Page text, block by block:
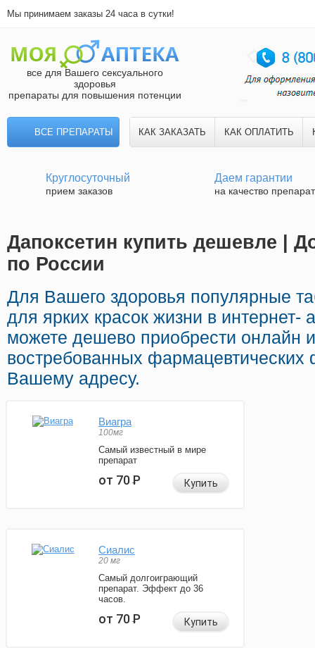
Мы принимаем заказы 24 часа в сутки!
все для Вашего сексуального
здоровья
препараты для повышения потенции
ВСЕ ПРЕПАРАТЫ КАК ЗАКАЗАТЬ КАК ОПЛАТИТЬ
Круглосуточный
прием заказов
Даем гарантии
на качество
Дапоксетин купить дешевле |
по России
Для Вашего здоровья популярные
для ярких красок жизни в интернет-
можете дешево приобрести онлайн
востребованных фармацевтических
Вашему адресу.
Виагра
100мг
Самый известный в мире
препарат
от 70Р Купить
Сиалис
20 мг
Самый долгоиграющий
препарат. Эффект до 36
часов.
от 70Р Купить